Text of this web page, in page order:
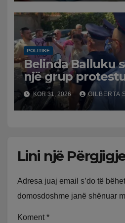
POLITIKË
Belinda Balluku
një grup
grumbullohen
Prokurorisë së
KOR 31, 2026 GILBERTA
Lini një
Adresa juaj email s’do të
domosdoshme janë shënuar
Koment *